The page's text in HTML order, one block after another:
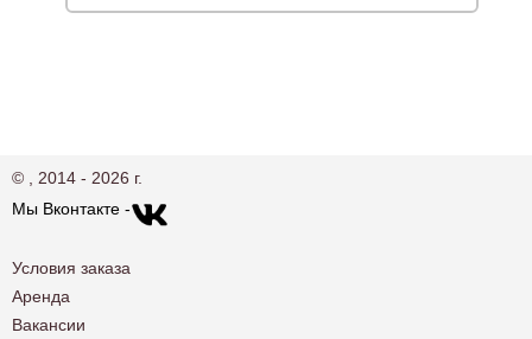
© , 2014 - 2026 г.
Мы Вконтакте -
Условия заказа
Аренда
Вакансии